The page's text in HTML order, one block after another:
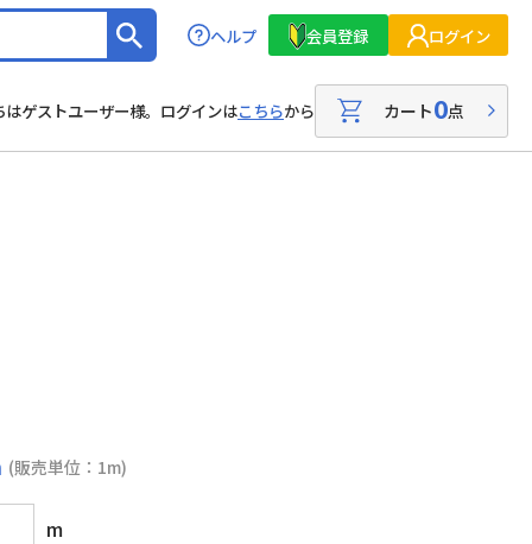
ヘルプ 会員登録 ログイン
はゲストユーザー様。ログインはこちらから カート0点
(販売単位：1m)
m